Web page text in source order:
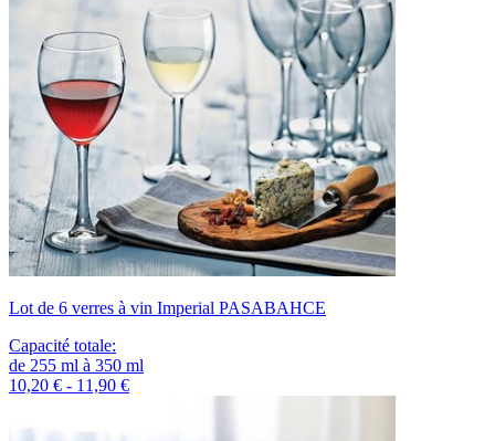
Lot de 6 verres à vin Imperial PASABAHCE
Capacité totale:
de 255 ml à 350 ml
10,20 € - 11,90 €